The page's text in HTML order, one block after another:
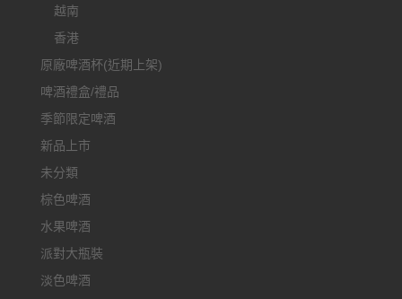
越南
香港
原廠啤酒杯(近期上架)
啤酒禮盒/禮品
季節限定啤酒
新品上市
未分類
棕色啤酒
水果啤酒
派對大瓶裝
淡色啤酒